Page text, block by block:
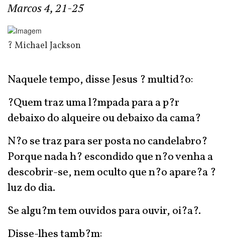
Marcos 4, 21-25
? Michael Jackson
Naquele tempo, disse Jesus ? multid?o:
?Quem traz uma l?mpada para a p?r
debaixo do alqueire ou debaixo da cama?
N?o se traz para ser posta no candelabro?
Porque nada h? escondido que n?o venha a
descobrir-se, nem oculto que n?o apare?a ?
luz do dia.
Se algu?m tem ouvidos para ouvir, oi?a?.
Disse-lhes tamb?m: